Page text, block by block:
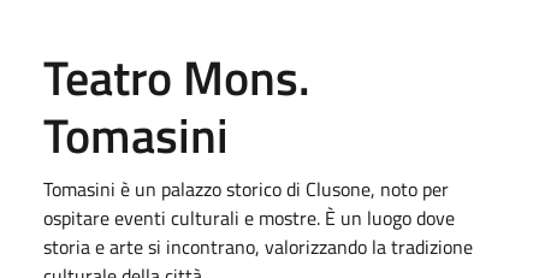
Teatro Mons.
Tomasini
Tomasini è un palazzo storico di Clusone, noto per
ospitare eventi culturali e mostre. È un luogo dove
storia e arte si incontrano, valorizzando la tradizione